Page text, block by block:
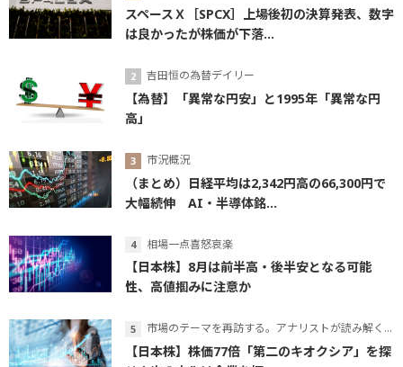
スペースＸ［SPCX］上場後初の決算発表、数字
は良かったが株価が下落...
吉田恒の為替デイリー
【為替】「異常な円安」と1995年「異常な円
高」
市況概況
（まとめ）日経平均は2,342円高の66,300円で
大幅続伸 AI・半導体銘...
相場一点喜怒哀楽
【日本株】8月は前半高・後半安となる可能
性、高値掴みに注意か
市場のテーマを再訪する。アナリストが読み解くテーマの本質
【日本株】株価77倍「第二のキオクシア」を探